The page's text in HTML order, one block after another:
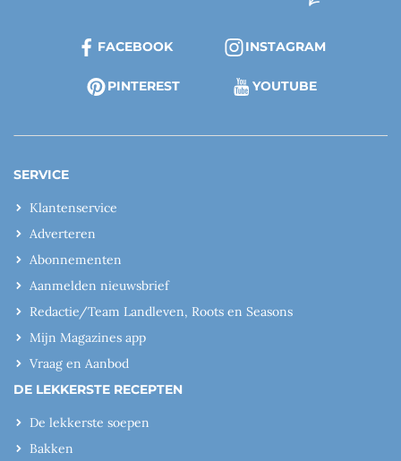
FACEBOOK INSTAGRAM
PINTEREST YOUTUBE
SERVICE
Klantenservice
Adverteren
Abonnementen
Aanmelden nieuwsbrief
Redactie/Team Landleven, Roots en Seasons
Mijn Magazines app
Vraag en Aanbod
DE LEKKERSTE RECEPTEN
De lekkerste soepen
Bakken